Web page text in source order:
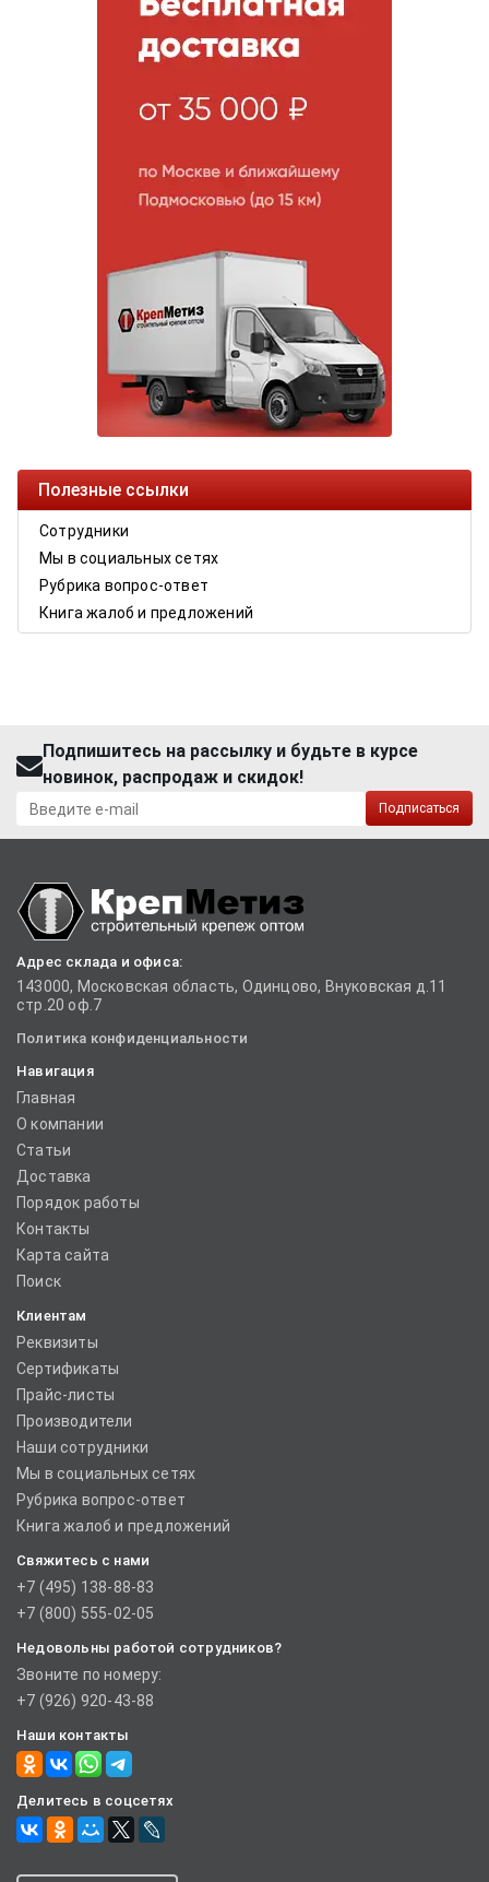
Полезные ссылки
Сотрудники
Мы в социальных сетях
Рубрика вопрос-ответ
Книга жалоб и предложений
Подпишитесь на рассылку и будьте в курсе
новинок, распродаж и скидок!
Подписаться
Адрес склада и офиса:
143000, Московская область, Одинцово, Внуковская д.11
стр.20 оф.7
Политика конфиденциальности
Навигация
Главная
О компании
Статьи
Доставка
Порядок работы
Контакты
Карта сайта
Поиск
Клиентам
Реквизиты
Сертификаты
Прайс-листы
Производители
Наши сотрудники
Мы в социальных сетях
Рубрика вопрос-ответ
Книга жалоб и предложений
Свяжитесь с нами
+7 (495) 138-88-83
+7 (800) 555-02-05
Недовольны работой сотрудников?
Звоните по номеру:
+7 (926) 920-43-88
Наши контакты
Делитесь в соцсетях